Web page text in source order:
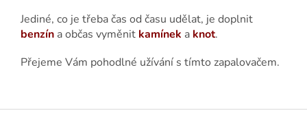
Jediné, co je třeba čas od času udělat, je doplnit
benzín a občas vyměnit kamínek a knot.
Přejeme Vám pohodlné užívání s tímto zapalovačem.
Z